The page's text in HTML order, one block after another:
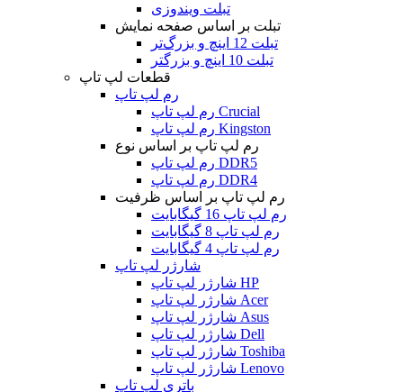
تبلت ویندوزی
تبلت بر اساس صفحه نمایش
تبلت 12 اینچ و بزرگ‌تر
تبلت 10 اینچ و بزرگتر
قطعات لپ تاپ
رم لپ تاپ
رم لپ تاپ Crucial
رم لپ تاپ Kingston
رم لپ تاپ بر اساس نوع
رم لپ تاپ DDR5
رم لپ تاپ DDR4
رم لپ تاپ بر اساس ظرفیت
رم لپ تاپ 16 گیگابایت
رم لپ تاپ 8 گیگابایت
رم لپ تاپ 4 گیگابایت
شارژر لپ تاپ
شارژر لپ تاپ HP
شارژر لپ تاپ Acer
شارژر لپ تاپ Asus
شارژر لپ تاپ Dell
شارژر لپ تاپ Toshiba
شارژر لپ تاپ Lenovo
باتری لپ تاپ